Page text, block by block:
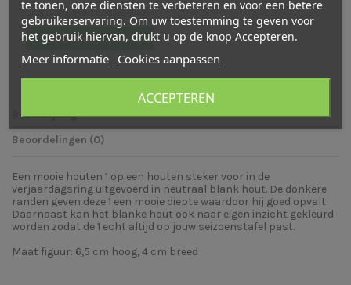
Er zijn nog geen beoordelingen
Schrijf een beoordeling
Beschrijving
Beoordelingen (0)
Een mooie houten 1 op een houten steker voor in de
verjaardagsring uitgevoerd in neutraal blank hout. De donkere
randen geven deze 1 een mooie diepte waardoor hij goed opvalt.
Daarnaast kan het blanke hout ook naar eigen inzicht gekleurd
worden zodat de 1 echt altijd op jouw seizoenstafel past.
Maat figuur: 6,5 cm hoog, 4 cm breed
te tonen, onze diensten te verbeteren en voor een betere
gebruikerservaring. Om uw toestemming te geven voor
het gebruik hiervan, drukt u op de knop Accepteren.
Meer informatie Cookies aanpassen
ACCEPTEREN